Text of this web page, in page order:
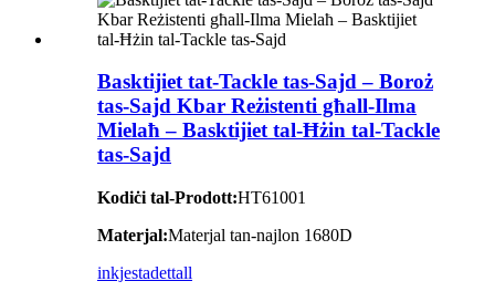
Basktijiet tat-Tackle tas-Sajd – Boroż
tas-Sajd Kbar Reżistenti għall-Ilma
Mielaħ – Basktijiet tal-Ħżin tal-Tackle
tas-Sajd
Kodiċi tal-Prodott:HT61001
Materjal:Materjal tan-najlon 1680D
inkjestadettall